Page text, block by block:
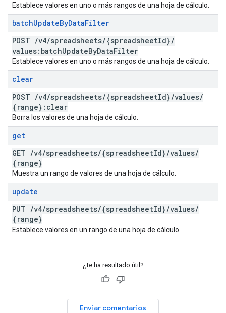
Establece valores en uno o más rangos de una hoja de cálculo.
batchUpdateByDataFilter
POST /v4/spreadsheets/{spreadsheetId}/
values:batchUpdateByDataFilter
Establece valores en uno o más rangos de una hoja de cálculo.
clear
POST /v4/spreadsheets/{spreadsheetId}/values/
{range}:clear
Borra los valores de una hoja de cálculo.
get
GET /v4/spreadsheets/{spreadsheetId}/values/
{range}
Muestra un rango de valores de una hoja de cálculo.
update
PUT /v4/spreadsheets/{spreadsheetId}/values/
{range}
Establece valores en un rango de una hoja de cálculo.
¿Te ha resultado útil?
Enviar comentarios